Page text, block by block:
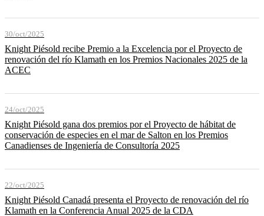
30/oct/2025
Knight Piésold recibe Premio a la Excelencia por el Proyecto de
renovación del río Klamath en los Premios Nacionales 2025 de la
ACEC
24/oct/2025
Knight Piésold gana dos premios por el Proyecto de hábitat de
conservación de especies en el mar de Salton en los Premios
Canadienses de Ingeniería de Consultoría 2025
22/oct/2025
Knight Piésold Canadá presenta el Proyecto de renovación del río
Klamath en la Conferencia Anual 2025 de la CDA